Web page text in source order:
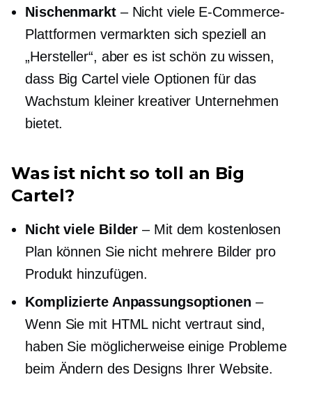
Nischenmarkt– Nicht viele E-Commerce-
Plattformen vermarkten sich speziell an
„Hersteller“, aber es ist schön zu wissen,
dass Big Cartel viele Optionen für das
Wachstum kleiner kreativer Unternehmen
bietet.
Was ist nicht so toll an Big
Cartel?
Nicht viele Bilder – Mit dem kostenlosen
Plan können Sie nicht mehrere Bilder pro
Produkt hinzufügen.
Komplizierte Anpassungsoptionen –
Wenn Sie mit HTML nicht vertraut sind,
haben Sie möglicherweise einige Probleme
beim Ändern des Designs Ihrer Website.